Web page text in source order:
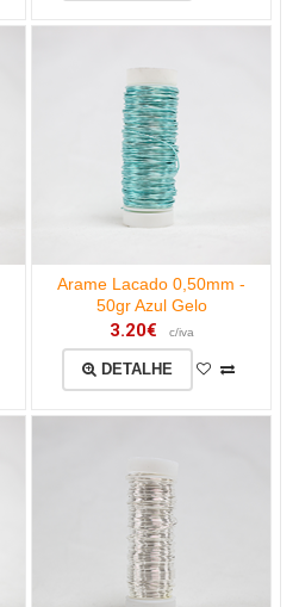
Arame Lacado 0,50mm -
50gr Azul Gelo
3.20€ c/iva
DETALHE